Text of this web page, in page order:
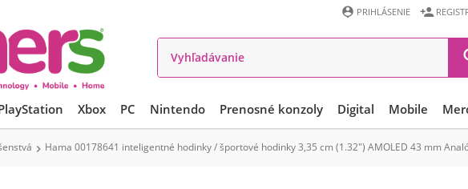

 PRIHLÁSENIE
Xbox PC Nintendo Prenosné konzoly Digital Mobile
 Hama 00178641 inteligentné hodinky / športové hodinky 3,35 cm (1.32") AMOLED 43 mm